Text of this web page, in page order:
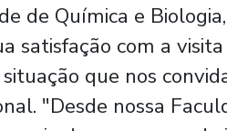
de Química e
satisfação com a
que nos
"Desde nossa